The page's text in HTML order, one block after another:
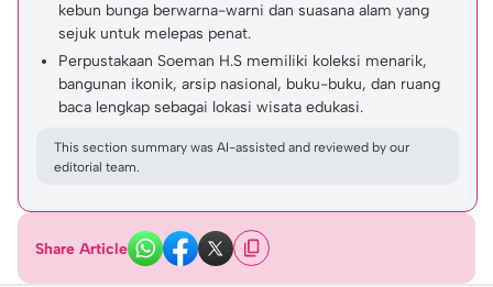
kebun bunga berwarna-warni dan suasana alam yang
sejuk untuk melepas penat.
Perpustakaan Soeman H.S memiliki koleksi menarik,
bangunan ikonik, arsip nasional, buku-buku, dan ruang
baca lengkap sebagai lokasi wisata edukasi.
This section summary was AI-assisted and reviewed by our
editorial team.
Share Article